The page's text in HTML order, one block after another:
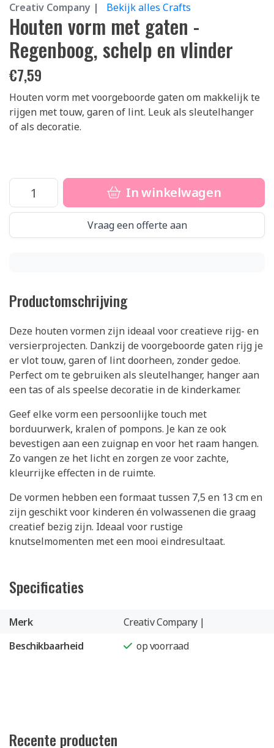
Creativ Company | Bekijk alles Crafts
Houten vorm met gaten -
Regenboog, schelp en vlinder
€7,59
Houten vorm met voorgeboorde gaten om makkelijk te
rijgen met touw, garen of lint. Leuk als sleutelhanger
of als decoratie.
In winkelwagen
Vraag een offerte aan
Productomschrijving
Deze houten vormen zijn ideaal voor creatieve rijg- en
versierprojecten. Dankzij de voorgeboorde gaten rijg je
er vlot touw, garen of lint doorheen, zonder gedoe.
Perfect om te gebruiken als sleutelhanger, hanger aan
een tas of als speelse decoratie in de kinderkamer.
Geef elke vorm een persoonlijke touch met
borduurwerk, kralen of pompons. Je kan ze ook
bevestigen aan een zuignap en voor het raam hangen.
Zo vangen ze het licht en zorgen ze voor zachte,
kleurrijke effecten in de ruimte.
De vormen hebben een formaat tussen 7,5 en 13 cm en
zijn geschikt voor kinderen én volwassenen die graag
creatief bezig zijn. Ideaal voor rustige
knutselmomenten met een mooi eindresultaat.
Specificaties
Merk
Creativ Company |
Beschikbaarheid
op voorraad
Recente producten